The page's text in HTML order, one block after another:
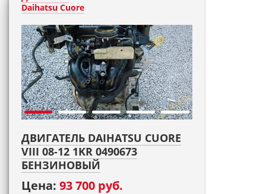
Daihatsu Cuore
ДВИГАТЕЛЬ DAIHATSU CUORE
VIII 08-12 1KR 0490673
БЕНЗИНОВЫЙ
Цена: 93 700 руб.